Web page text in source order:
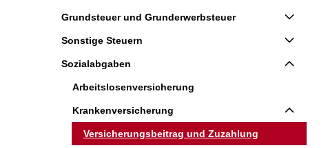
Grundsteuer und Grunderwerbsteuer
Sonstige Steuern
Sozialabgaben
Arbeitslosenversicherung
Krankenversicherung
Versicherungsbeitrag und Zuzahlung